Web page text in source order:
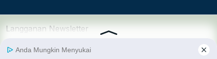
Langganan Newsletter